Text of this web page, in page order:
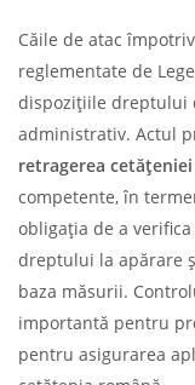
Căile de atac
reglementate de
dispozițiile dreptului
administrativ. Actul
retragerea cetățeniei
competente, în
obligația de a
dreptului la apărare
baza măsurii.
importantă pentru
pentru asigurarea